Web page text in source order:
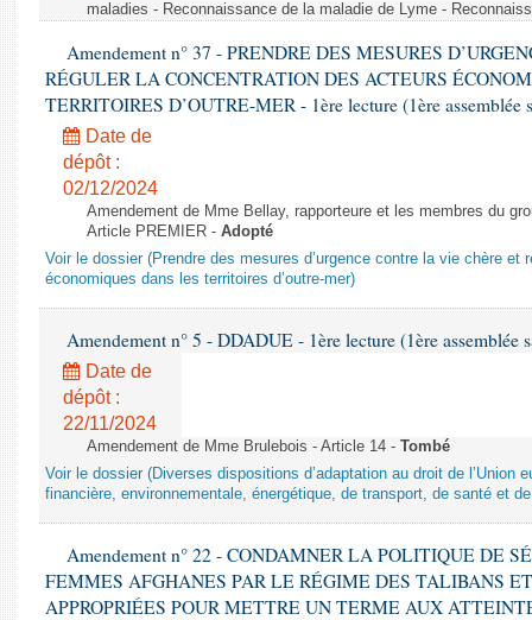
Dossiers législatifs
Budget et sécurité sociale
Questions écrites et orales
Comptes rendus des débats
maladies - Reconnaissance de la maladie de Lyme -
Amendement n° 37 - PRENDRE DES MESURES
RÉGULER LA CONCENTRATION DES ACTEURS
TERRITOIRES D’OUTRE-MER - 1ère lecture (1ère assemblée
Date de
dépôt :
02/12/2024
Amendement de Mme Bellay, rapporteure et les membres du
Article PREMIER - Adopté
Voir le dossier (Prendre des mesures d’urgence contre la vie chère et
économiques dans les territoires d’outre-mer)
Amendement n° 5 - DDADUE - 1ère lecture (1ère assemblée
Date de
dépôt :
22/11/2024
Amendement de Mme Brulebois - Article 14 - Tombé
Voir le dossier (Diverses dispositions d’adaptation au droit de l’Union
financière, environnementale, énergétique, de transport, de santé et
Amendement n° 22 - CONDAMNER LA POLITIQUE DE
FEMMES AFGHANES PAR LE RÉGIME DES TALIBANS
APPROPRIÉES POUR METTRE UN TERME AUX